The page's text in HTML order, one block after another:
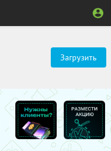
Загрузить